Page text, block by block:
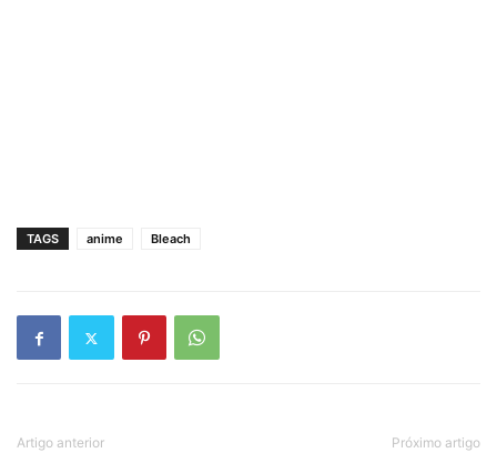
TAGS anime Bleach
Artigo anterior Próximo artigo